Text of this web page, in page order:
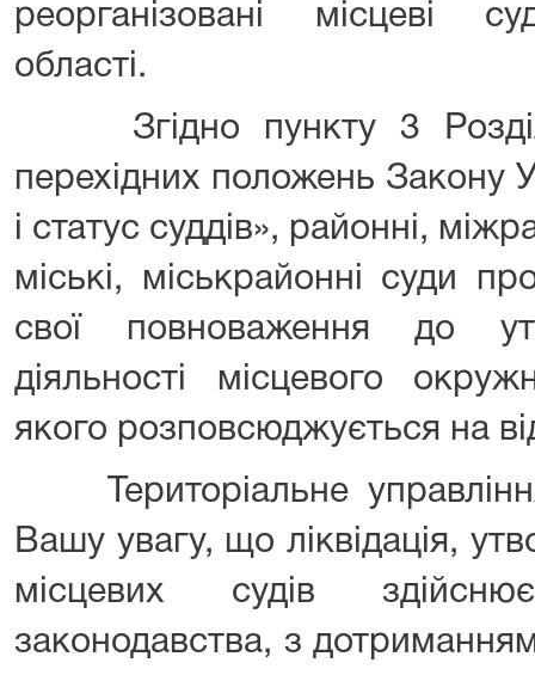
реорганізовані місцеві
області.
Згідно пункту 3
перехідних положень Закону
і статус суддів», районні,
міські, міськрайонні суди
свої повноваження до
діяльності місцевого
якого розповсюджується на
Територіальне
Вашу увагу, що ліквідація,
місцевих судів
законодавства, з